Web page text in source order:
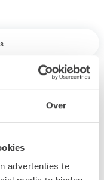
Over
advertenties te